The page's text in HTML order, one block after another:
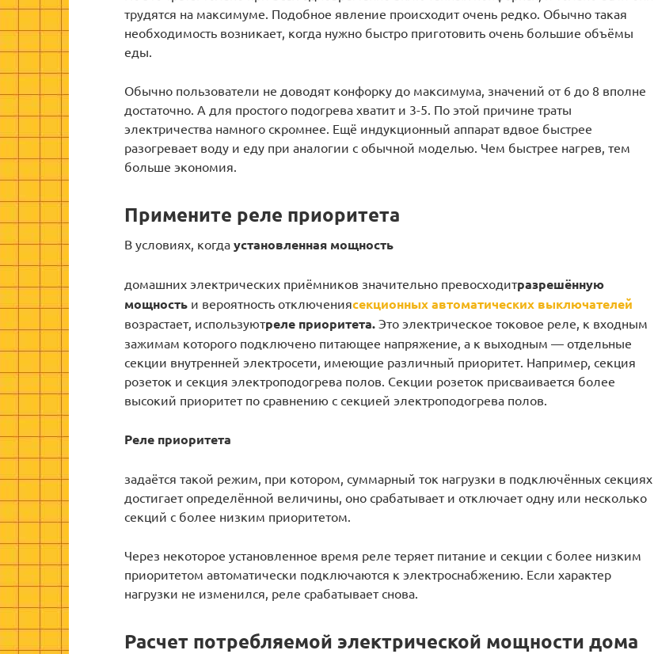
трудятся на максимуме. Подобное явление происходит очень редко. Обычно такая
необходимость возникает, когда нужно быстро приготовить очень большие объёмы
еды.
Обычно пользователи не доводят конфорку до максимума, значений от 6 до 8 вполне
достаточно. А для простого подогрева хватит и 3-5. По этой причине траты
электричества намного скромнее. Ещё индукционный аппарат вдвое быстрее
разогревает воду и еду при аналогии с обычной моделью. Чем быстрее нагрев, тем
больше экономия.
Примените реле приоритета
В условиях, когда установленная мощность
домашних электрических приёмников значительно превосходитразрешённую
мощность и вероятность отключениясекционных автоматических выключателей
возрастает, используютреле приоритета. Это электрическое токовое реле, к входным
зажимам которого подключено питающее напряжение, а к выходным — отдельные
секции внутренней электросети, имеющие различный приоритет. Например, секция
розеток и секция электроподогрева полов. Секции розеток присваивается более
высокий приоритет по сравнению с секцией электроподогрева полов.
Реле приоритета
задаётся такой режим, при котором, суммарный ток нагрузки в подключённых секциях
достигает определённой величины, оно срабатывает и отключает одну или несколько
секций с более низким приоритетом.
Через некоторое установленное время реле теряет питание и секции с более низким
приоритетом автоматически подключаются к электроснабжению. Если характер
нагрузки не изменился, реле срабатывает снова.
Расчет потребляемой электрической мощности дома